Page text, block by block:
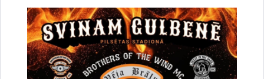
objekta
apskates
vieta un laiks
Kontaktpersona par objekta teritorijas
novada pašvaldības Īpašumu
mērniecības speciālists Kaspars
Pieteikumi iesniedzami Gulbenes novada